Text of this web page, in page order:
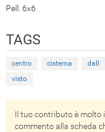
Pell. 6x6
TAGS
centro cisterna dall
visto
Il tuo contributo è molto
commento alla scheda